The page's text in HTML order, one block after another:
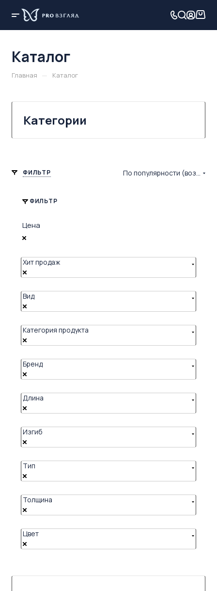
Каталог
Главная — Каталог
Категории
ФИЛЬТР По популярности (возрастание)
ФИЛЬТР
Цена
Хит продаж
Вид
Категория продукта
Бренд
Длина
Изгиб
Тип
Толщина
Цвет